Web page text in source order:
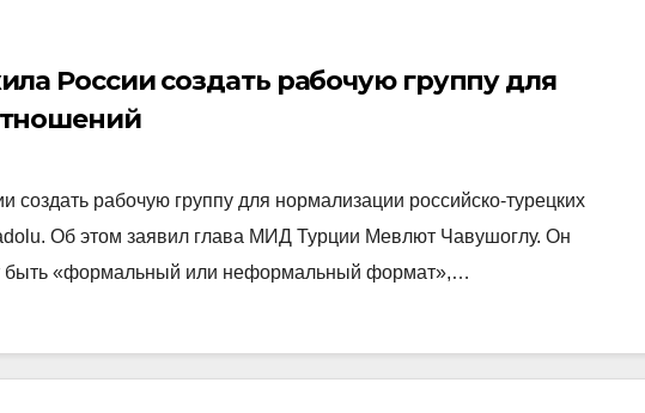
России создать рабочую группу для
создать рабочую группу для нормализации российско-турецких
Об этом заявил глава МИД Турции Мевлют Чавушоглу. Он
быть «формальный или неформальный формат»,…